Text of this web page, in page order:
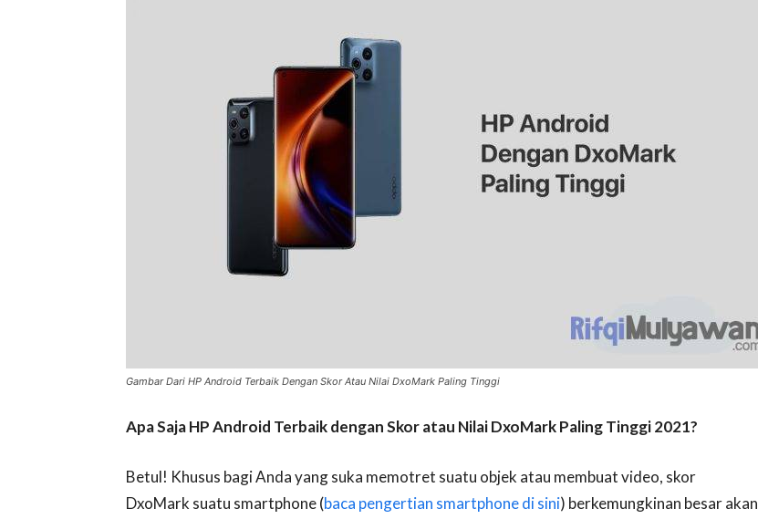
Gambar Dari HP Android Terbaik Dengan Skor Atau Nilai DxoMark Paling Tinggi
Apa Saja HP Android Terbaik dengan Skor atau Nilai DxoMark Paling Tinggi 2021?
Betul! Khusus bagi Anda yang suka memotret suatu objek atau membuat video, skor
DxoMark suatu smartphone (baca pengertian smartphone di sini) berkemungkinan besar akan